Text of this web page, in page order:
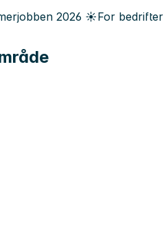
2026 ☀️For bedrifter